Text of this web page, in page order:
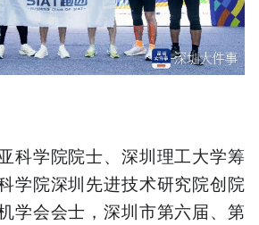
科学院院士、深圳理工大学筹
学院深圳先进技术研究院创院
学会会士，深圳市第六届、第